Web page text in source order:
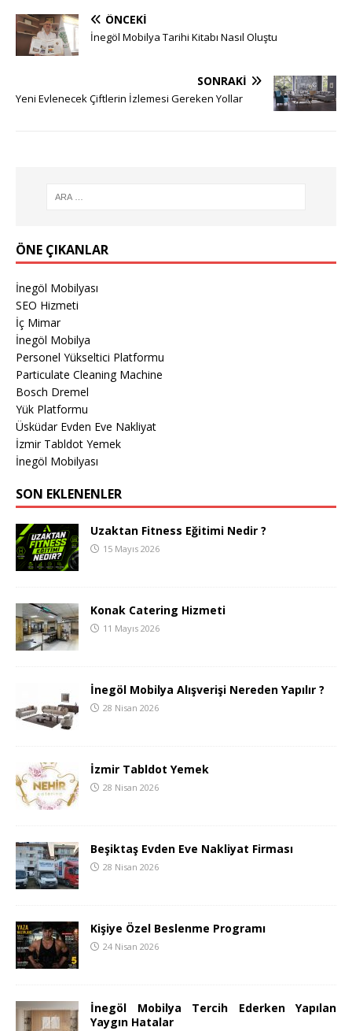
ÖNCEKI
İnegöl Mobilya Tarihi Kitabı Nasıl Oluştu
SONRAKI
Yeni Evlenecek Çiftlerin İzlemesi Gereken Yollar
ÖNE ÇIKANLAR
İnegöl Mobilyası
SEO Hizmeti
İç Mimar
İnegöl Mobilya
Personel Yükseltici Platformu
Particulate Cleaning Machine
Bosch Dremel
Yük Platformu
Üsküdar Evden Eve Nakliyat
İzmir Tabldot Yemek
İnegöl Mobilyası
SON EKLENENLER
Uzaktan Fitness Eğitimi Nedir ?
15 Mayıs 2026
Konak Catering Hizmeti
11 Mayıs 2026
İnegöl Mobilya Alışverişi Nereden Yapılır ?
28 Nisan 2026
İzmir Tabldot Yemek
28 Nisan 2026
Beşiktaş Evden Eve Nakliyat Firması
28 Nisan 2026
Kişiye Özel Beslenme Programı
24 Nisan 2026
İnegöl Mobilya Tercih Ederken Yapılan
Yaygın Hatalar